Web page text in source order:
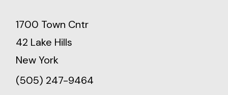
1700 Town Cntr
42 Lake Hills
New York
(505) 247-9464